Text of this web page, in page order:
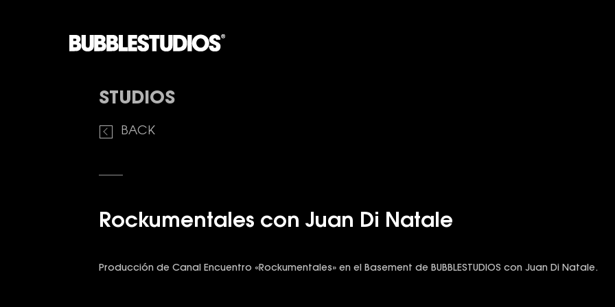
STUDIOS
BACK
Rockumentales con Juan Di Natale
Producción de Canal Encuentro «Rockumentales» en el Basement de BUBBLESTUDIOS con Juan Di Natale.